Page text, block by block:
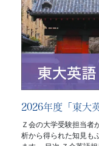
2026年度「東大
Ｚ会の大学受験担当者
析から得られた知見も